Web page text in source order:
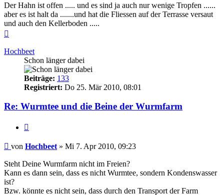
Der Hahn ist offen ..... und es sind ja auch nur wenige Tropfen ......
aber es ist halt da .......und hat die Fliessen auf der Terrasse versaut
und auch den Kellerboden .....
Hochbeet
Schon länger dabei
Beiträge: 133
Registriert: Do 25. Mär 2010, 08:01
Re: Wurmtee und die Beine der Wurmfarm
Beitrag
von Hochbeet » Mi 7. Apr 2010, 09:23
Steht Deine Wurmfarm nicht im Freien?
Kann es dann sein, dass es nicht Wurmtee, sondern Kondenswasser
ist?
Bzw. könnte es nicht sein, dass durch den Transport der Farm